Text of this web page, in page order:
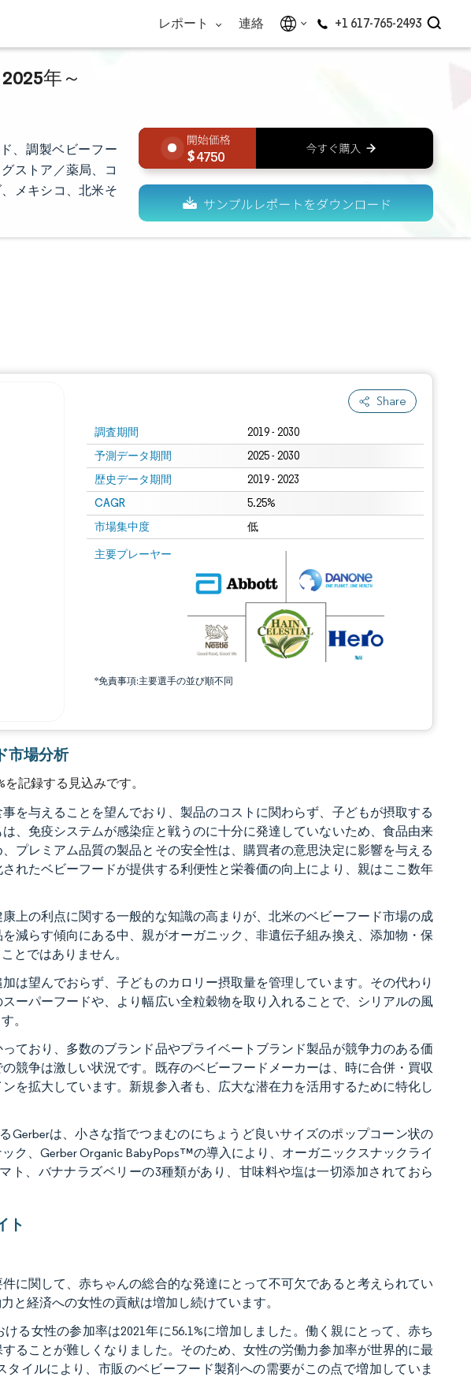
レポート 連絡 +1 617-765-2493
年～
、調製ベビーフー
ストア／薬局、コ
メキシコ、北米そ
4750
Share
調査期間 2019 - 2030
予測データ期間 2025 - 2030
歴史データ期間 2019 - 2023
CAGR 5.25%
市場集中度 低
主要プレーヤー
*免責事項:主要選手の並び順不同
市場分析
記録する見込みです。
を与えることを望んでおり、製品のコストに関わらず、子どもが摂取する
、免疫システムが感染症と戦うのに十分に発達していないため、食品由来
プレミアム品質の製品とその安全性は、購買者の意思決定に影響を与える
れたベビーフードが提供する利便性と栄養価の向上により、親はここ数年
上の利点に関する一般的な知識の高まりが、北米のベビーフード市場の成
減らす傾向にある中、親がオーガニック、非遺伝子組み換え、添加物・保
とではありません。
は望んでおらず、子どものカロリー摂取量を管理しています。その代わり
ーパーフードや、より幅広い全粒穀物を取り入れることで、シリアルの風
。
ており、多数のブランド品やプライベートブランド製品が競争力のある価
競争は激しい状況です。既存のベビーフードメーカーは、時に合併・買収
を拡大しています。新規参入者も、広大な潜在力を活用するために特化し
Gerberは、小さな指でつまむのにちょうど良いサイズのポップコーン状の
ク、Gerber Organic BabyPops™の導入により、オーガニックスナックライ
ト、バナナラズベリーの3種類があり、甘味料や塩は一切添加されておら
ト
に関して、赤ちゃんの総合的な発達にとって不可欠であると考えられてい
と経済への女性の貢献は増加し続けています。
る女性の参加率は2021年に56.1%に増加しました。働く親にとって、赤ち
ることが難しくなりました。そのため、女性の労働力参加率が世界的に最
イルにより、市販のベビーフード製剤への需要がこの点で増加していま